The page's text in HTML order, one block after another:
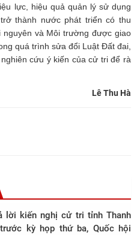
lực, hiệu quả quản lý sử dụng
thành nước phát triển có thu
và Môi trường được giao
quá trình sửa đổi Luật Đất đai,
cứu ý kiến của cử tri để rà
Lê Thu Hà
lời kiến nghị cử tri tỉnh Thanh
kỳ họp thứ ba, Quốc hội